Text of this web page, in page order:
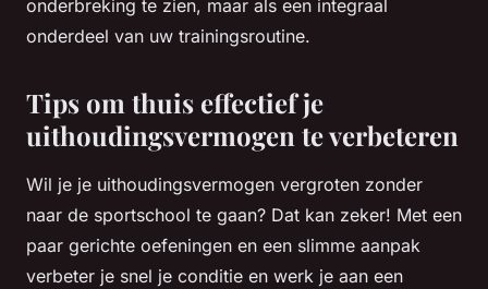
onderbreking te zien, maar als een integraal
onderdeel van uw trainingsroutine.
Tips om thuis effectief je
uithoudingsvermogen te verbeteren
Wil je je uithoudingsvermogen vergroten zonder
naar de sportschool te gaan? Dat kan zeker! Met een
paar gerichte oefeningen en een slimme aanpak
verbeter je snel je conditie en werk je aan een